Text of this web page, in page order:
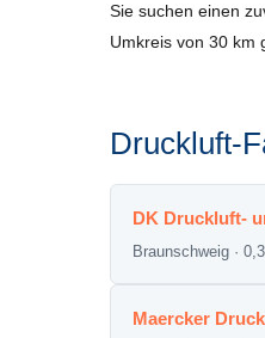
Sie suchen einen
Umkreis von 30 km
Druckluft-
DK Druckluft-
Braunschweig ·
Maercker